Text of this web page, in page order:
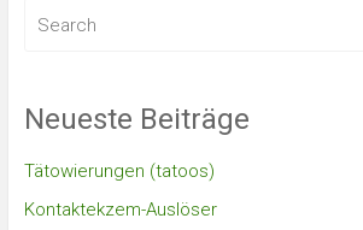
Neueste Beiträge
Tätowierungen (tatoos)
Kontaktekzem-Auslöser